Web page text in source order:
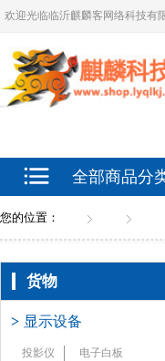
欢迎光临临沂麒麟客网络科技有
全部商品分
您的位置：
货物
> 显示设备
投影仪
电子白板